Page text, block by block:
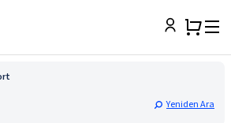
Yeniden Ara